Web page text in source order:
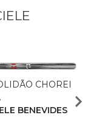
CHOREI
BENEVIDES
R$